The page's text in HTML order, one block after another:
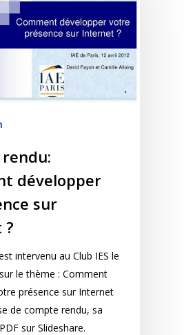
développer
sur
intervenu au Club IES le
le thème : Comment
présence sur Internet
de compte rendu, sa
sur Slideshare.